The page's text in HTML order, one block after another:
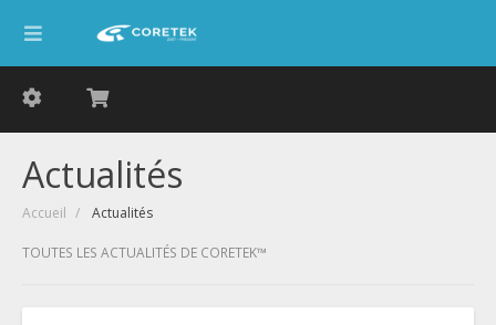
Actualités
Accueil Actualités
TOUTES LES ACTUALITÉS DE CORETEK™